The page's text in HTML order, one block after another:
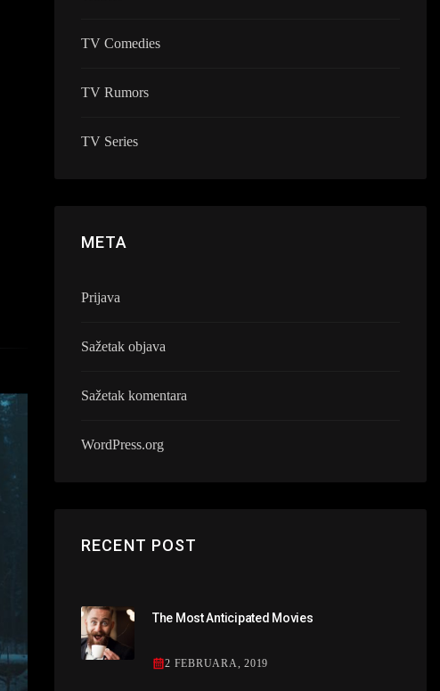
TV Comedies
TV Rumors
TV Series
META
Prijava
Sažetak objava
Sažetak komentara
WordPress.org
RECENT POST
The Most Anticipated Movies
2 FEBRUARA, 2019